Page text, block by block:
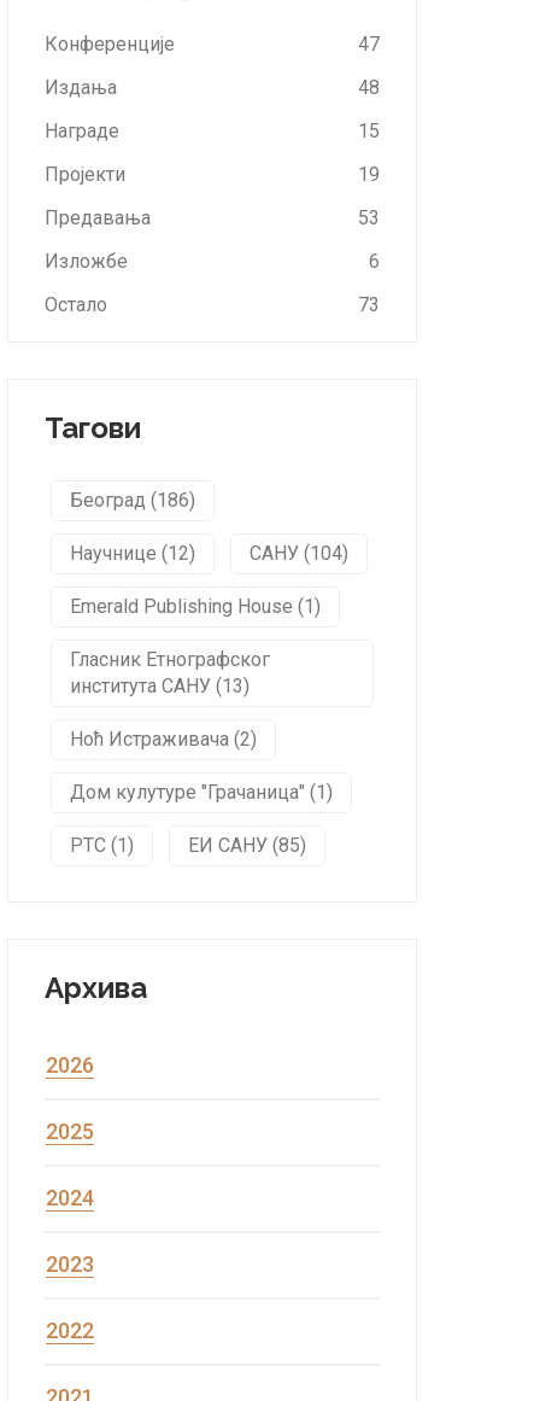
Конференције
47
Издања
48
Награде
15
Пројекти
19
Предавања
53
Изложбе
6
Остало
73
Тагови
Београд (186)
Научнице (12) САНУ (104)
Emerald Publishing House (1)
Гласник Етнографског
института САНУ (13)
Ноћ Истраживача (2)
Дом кулутуре "Грачаница" (1)
РТС (1) ЕИ САНУ (85)
Архива
2026
2025
2024
2023
2022